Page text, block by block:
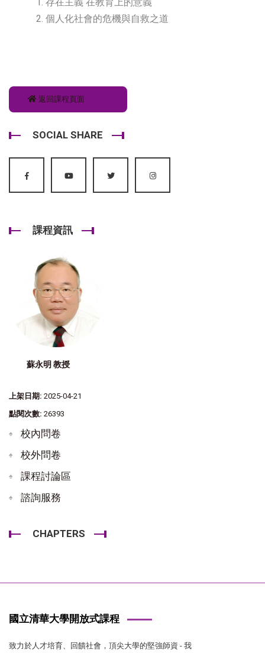
2. 個人化社會的危機與自救之道
返回課程頁面
SOCIAL SHARE
課程資訊
蘇永明 教授
上架日期: 2025-04-21
點閱次數: 26393
校內問卷
校外問卷
課程討論區
諮詢服務
CHAPTERS
國立清華大學開放式課程
致力於人才培育、回饋社會，頂尖大學的堅強師資 - 我